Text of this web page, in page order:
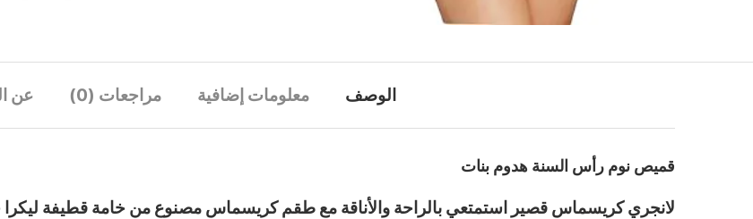
الوصف معلومات إضافية مراجعات (0) عن
قميص نوم رأس السنة هدوم بنات
لانجري كريسماس قصير استمتعي بالراحة والأناقة مع طقم كريسماس مصنوع من خامة قطيفة ليكرا